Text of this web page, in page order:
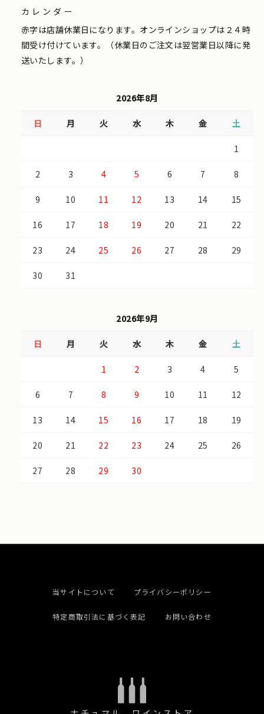
カレンダー
赤字は店舗休業日になります。オンラインショップは２４時
間受け付けています。（休業日のご注文は翌営業日以降に発
送いたします。）
2026年8月
日 月 火 水 木 金 土
1
2 3 4 5 6 7 8
9 10 11 12 13 14 15
16 17 18 19 20 21 22
23 24 25 26 27 28 29
30 31
2026年9月
日 月 火 水 木 金 土
1 2 3 4 5
6 7 8 9 10 11 12
13 14 15 16 17 18 19
20 21 22 23 24 25 26
27 28 29 30
当サイトについて プライバシーポリシー
特定商取引法に基づく表記 お問い合わせ